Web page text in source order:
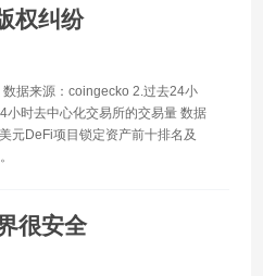
权纠纷
据来源：coingecko 2.过去24小
时去中心化交易所的交易量 数据
元DeFi项目锁定资产前十排名及
很安全